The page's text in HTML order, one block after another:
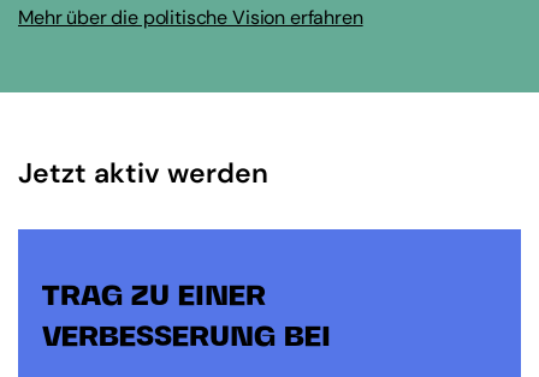
Mehr über die politische Vision erfahren
Jetzt aktiv werden
TRAG ZU EINER
VERBESSERUNG BEI